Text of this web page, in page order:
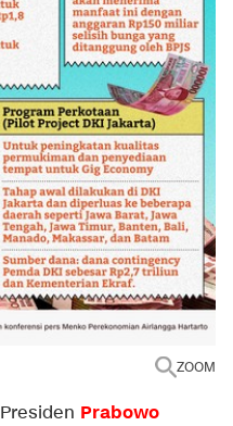
ZOOM
Presiden Prabowo